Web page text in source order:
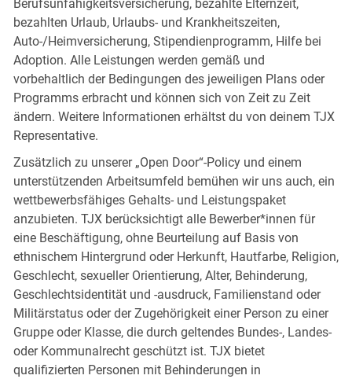
Berufsunfähigkeitsversicherung, bezahlte Elternzeit,
bezahlten Urlaub, Urlaubs- und Krankheitszeiten,
Auto-/Heimversicherung, Stipendienprogramm, Hilfe bei
Adoption. Alle Leistungen werden gemäß und
vorbehaltlich der Bedingungen des jeweiligen Plans oder
Programms erbracht und können sich von Zeit zu Zeit
ändern. Weitere Informationen erhältst du von deinem TJX
Representative.
Zusätzlich zu unserer „Open Door“-Policy und einem
unterstützenden Arbeitsumfeld bemühen wir uns auch, ein
wettbewerbsfähiges Gehalts- und Leistungspaket
anzubieten. TJX berücksichtigt alle Bewerber*innen für
eine Beschäftigung, ohne Beurteilung auf Basis von
ethnischem Hintergrund oder Herkunft, Hautfarbe, Religion,
Geschlecht, sexueller Orientierung, Alter, Behinderung,
Geschlechtsidentität und -ausdruck, Familienstand oder
Militärstatus oder der Zugehörigkeit einer Person zu einer
Gruppe oder Klasse, die durch geltendes Bundes-, Landes-
oder Kommunalrecht geschützt ist. TJX bietet
qualifizierten Personen mit Behinderungen in